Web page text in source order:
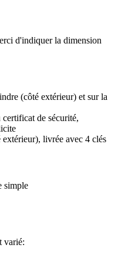
d'indiquer la dimension
(côté extérieur) et sur la
de sécurité,
livrée avec 4 clés
simple
varié: